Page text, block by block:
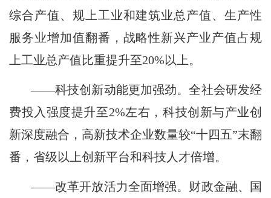
综合产值、规上工业和建筑业总产值、生产性
服务业增加值翻番，战略性新兴产业产值占规
上工业总产值比重提升至20%以上。
——科技创新动能更加强劲。全社会研发经
费投入强度提升至2%左右，科技创新与产业创
新深度融合，高新技术企业数量较“十四五”末翻
番，省级以上创新平台和科技人才倍增。
——改革开放活力全面增强。财政金融、国